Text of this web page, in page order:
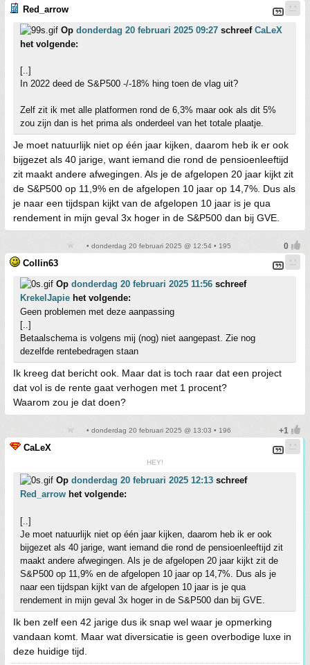
Red_arrow
Op donderdag 20 februari 2025 09:27 schreef CaLeX
het volgende:
[..]
In 2022 deed de S&P500 -/-18% hing toen de vlag uit?
Zelf zit ik met alle platformen rond de 6,3% maar ook als dit 5%
zou zijn dan is het prima als onderdeel van het totale plaatje.
Je moet natuurlijk niet op één jaar kijken, daarom heb ik er ook
bijgezet als 40 jarige, want iemand die rond de pensioenleeftijd
zit maakt andere afwegingen. Als je de afgelopen 20 jaar kijkt zit
de S&P500 op 11,9% en de afgelopen 10 jaar op 14,7%. Dus als
je naar een tijdspan kijkt van de afgelopen 10 jaar is je qua
rendement in mijn geval 3x hoger in de S&P500 dan bij GVE.
• donderdag 20 februari 2025 @ 12:54 • 195
Collin63
Op donderdag 20 februari 2025 11:56 schreef
KrekelJapie het volgende:
Geen problemen met deze aanpassing
[..]
Betaalschema is volgens mij (nog) niet aangepast. Zie nog
dezelfde rentebedragen staan
Ik kreeg dat bericht ook. Maar dat is toch raar dat een project
dat vol is de rente gaat verhogen met 1 procent?
Waarom zou je dat doen?
• donderdag 20 februari 2025 @ 13:03 • 196
CaLeX
HEY!
Op donderdag 20 februari 2025 12:13 schreef
Red_arrow het volgende:
[..]
Je moet natuurlijk niet op één jaar kijken, daarom heb ik er ook
bijgezet als 40 jarige, want iemand die rond de pensioenleeftijd zit
maakt andere afwegingen. Als je de afgelopen 20 jaar kijkt zit de
S&P500 op 11,9% en de afgelopen 10 jaar op 14,7%. Dus als je
naar een tijdspan kijkt van de afgelopen 10 jaar is je qua
rendement in mijn geval 3x hoger in de S&P500 dan bij GVE.
Ik ben zelf een 42 jarige dus ik snap wel waar je opmerking
vandaan komt. Maar wat diversicatie is geen overbodige luxe in
deze huidige tijd.